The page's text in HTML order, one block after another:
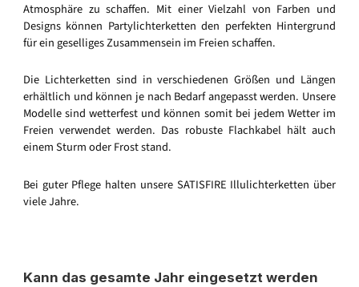
Atmosphäre zu schaffen. Mit einer Vielzahl von Farben und
Designs können Partylichterketten den perfekten Hintergrund
für ein geselliges Zusammensein im Freien schaffen.
Die Lichterketten sind in verschiedenen Größen und Längen
erhältlich und können je nach Bedarf angepasst werden. Unsere
Modelle sind wetterfest und können somit bei jedem Wetter im
Freien verwendet werden. Das robuste Flachkabel hält auch
einem Sturm oder Frost stand.
Bei guter Pflege halten unsere SATISFIRE Illulichterketten über
viele Jahre.
Kann das gesamte Jahr eingesetzt werden